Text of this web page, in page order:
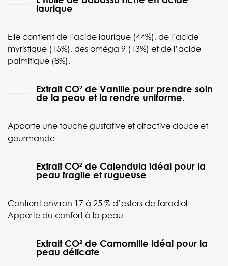
laurique
Elle contient de l’acide laurique (44%), de l’acide
myristique (15%), des oméga 9 (13%) et de l’acide
palmitique (8%).
Extrait CO² de Vanille pour prendre soin
de la peau et la rendre uniforme.
Apporte une touche gustative et olfactive douce et
gourmande.
Extrait CO² de Calendula idéal pour la
peau fragile et rugueuse
Contient environ 17 à 25 % d’esters de faradiol.
Apporte du confort à la peau.
Extrait CO² de Camomille idéal pour la
peau délicate